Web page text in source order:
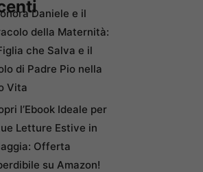
Daniele e il
della Maternità:
che Salva e il
di Padre Pio nella
Vita
l’Ebook Ideale per
Letture Estive in
Offerta
su Amazon!